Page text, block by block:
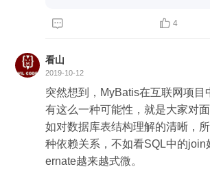
  4
看山
2019-10-12
突然想到，MyBatis在互联网项目
有这么一种可能性，就是大家对
如对数据库表结构理解的清晰，
种依赖关系，不如看SQL中的join
ernate越来越式微。